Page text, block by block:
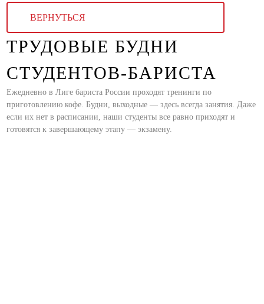
ВЕРНУТЬСЯ
ТРУДОВЫЕ БУДНИ
СТУДЕНТОВ-БАРИСТА
Ежедневно в Лиге бариста России проходят тренинги по
приготовлению кофе. Будни, выходные — здесь всегда занятия. Даже
если их нет в расписании, наши студенты все равно приходят и
готовятся к завершающему этапу — экзамену.